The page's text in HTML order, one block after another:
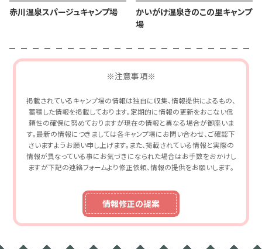
赤川温泉スパージュキャンプ場
かいがけ温泉きのこの里キャンプ
場
※注意事項※
掲載されているキャンプ場の情報は独自に収集、情報提供によるもの、
蓄積した情報を掲載しております。定期的に情報の更新をおこない信
頼性の確保に努めておりますが現在の情報と異なる場合が御座いま
す。最新の情報につきましては各キャンプ場にお問い合わせ、ご確認下
さいますようお願い申し上げます。また、掲載されている情報と実際の
情報が異なっている事にお気づきになられた場合はお手数をおかけし
ますが下記の連絡フォームより修正依頼、情報の提供をお願いします。
情報修正の提案